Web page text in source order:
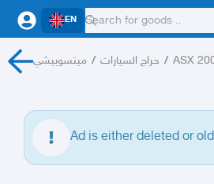
EN
ميتسوبيشي / حراج السيارات / ASX
Ad is either deleted or old